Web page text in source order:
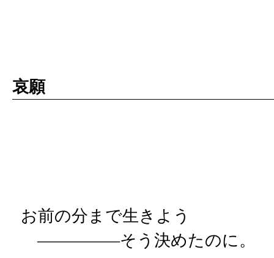
哀願
お前の分まで生きよう
―――――そう決めたのに。